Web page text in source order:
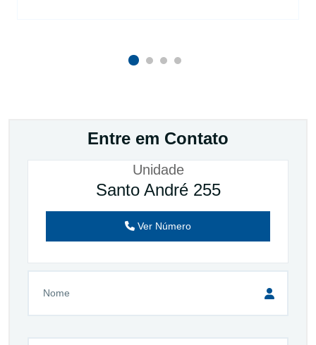
Entre em Contato
Unidade
Santo André 255
Ver Número